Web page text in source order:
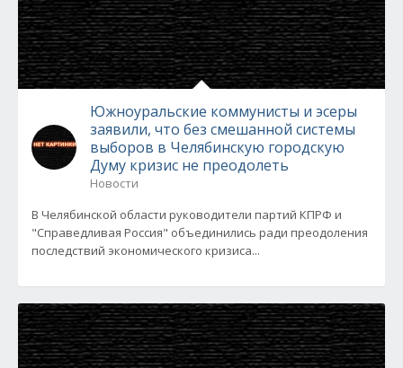
Южноуральские коммунисты и эсеры
заявили, что без смешанной системы
выборов в Челябинскую городскую
Думу кризис не преодолеть
Новости
В Челябинской области руководители партий КПРФ и
"Справедливая Россия" объединились ради преодоления
последствий экономического кризиса...